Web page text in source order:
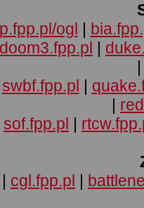
ogl |
doom3.fpp.pl |
swbf.fpp.pl |
|
sof.fpp.pl |
| cgl.fpp.pl |